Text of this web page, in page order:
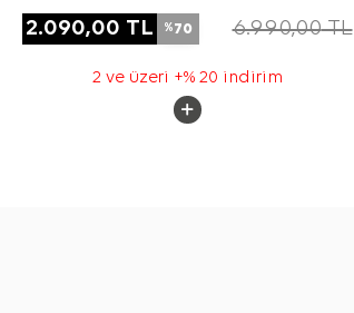
2.090,00 TL %70 6.990,00TL
2 ve üzeri +% 20 indirim